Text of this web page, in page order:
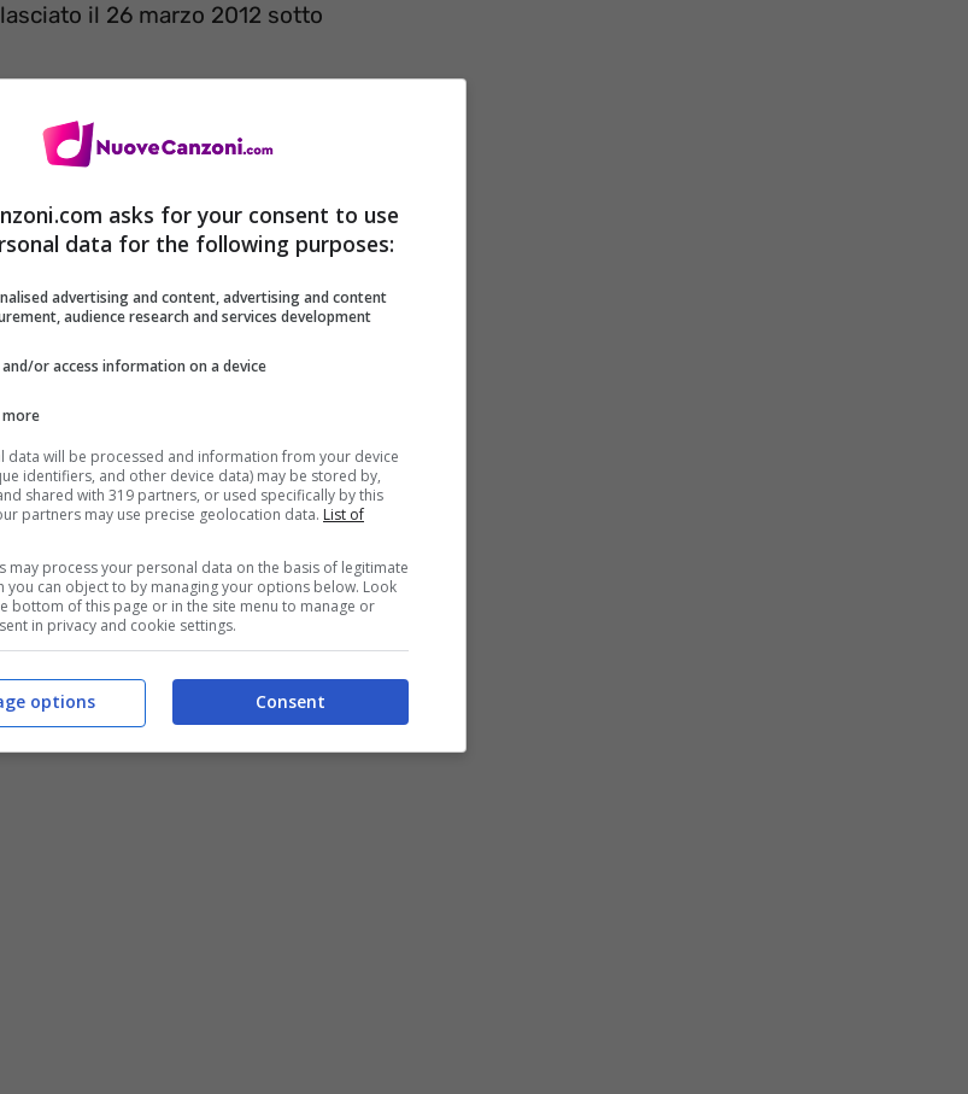
il 26 marzo 2012 sotto
asks for your consent to use
data for the following purposes:
advertising and content, advertising and content
audience research and services development
or access information on a device
more
data will be processed and information from your device
identifiers, and other device data) may be stored by,
shared with 319 partners, or used specifically by this
partners may use precise geolocation data. List of
may process your personal data on the basis of legitimate
you can object to by managing your options below. Look
bottom of this page or in the site menu to manage or
in privacy and cookie settings.
Consent
options